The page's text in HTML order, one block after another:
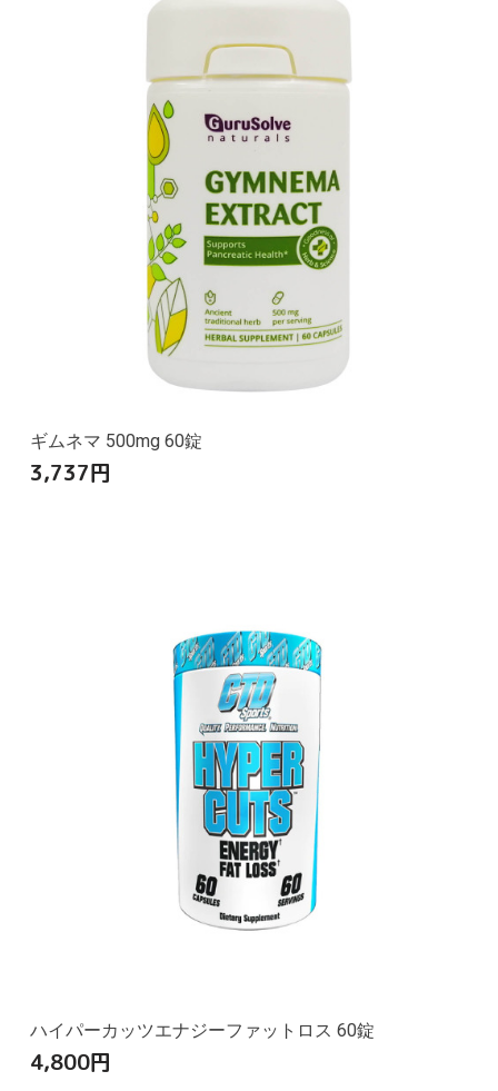
ギムネマ 500mg 60錠
3,737円
ハイパーカッツエナジーファットロス 60錠
4,800円